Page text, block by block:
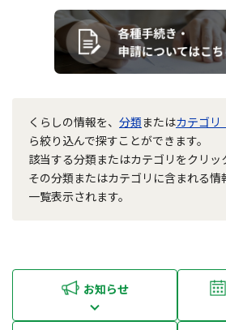
くらしの情報を、 分類またはカテゴリ
ら絞り込んで探すことができます。
該当する分類またはカテゴリをクリッ
その分類またはカテゴリに含まれる情
一覧表示されます。
お知らせ